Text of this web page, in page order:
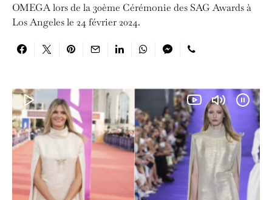
OMEGA lors de la 30ème Cérémonie des SAG Awards à
Los Angeles le 24 février 2024.